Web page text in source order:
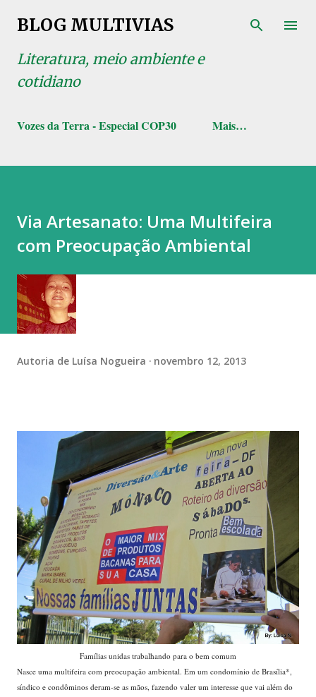
Pular para o conteúdo principal
BLOG MULTIVIAS
Literatura, meio ambiente e
cotidiano
Vozes da Terra - Especial COP30 Mais…
Via Artesanato: Uma Multifeira
com Preocupação Ambiental
Autoria de Luísa Nogueira novembro 12, 2013
Famílias unidas trabalhando para o bem comum
Nasce uma multifeira com preocupação ambiental. Em um condomínio de Brasília*,
síndico e condôminos deram-se as mãos, fazendo valer um interesse que vai além do